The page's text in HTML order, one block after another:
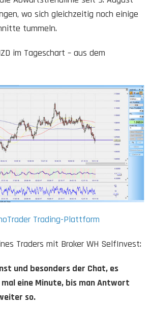
wo sich gleichzeitig noch einige
tummeln.
im Tageschart – aus dem
Trading-Plattform
Traders mit Broker WH SelfInvest:
und besonders der Chat, es
eine Minute, bis man Antwort
so.